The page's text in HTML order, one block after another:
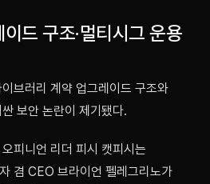
드 구조·멀티시그 운용
브러리 계약 업그레이드 구조와
보안 논란이 제기됐다.
피니언 리더 피시 캣피시는
겸 CEO 브라이언 펠레그리노가